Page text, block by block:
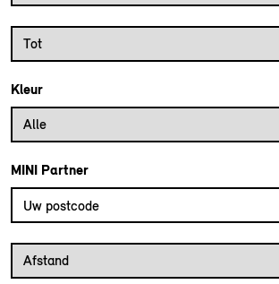
Kilometerstand tot
Tot
Kleur
Alle
MINI Partner
Vul uw postcode in om de dichtstbijzijnde
Afstand van uw postcode tot de MINI Dealer
Afstand